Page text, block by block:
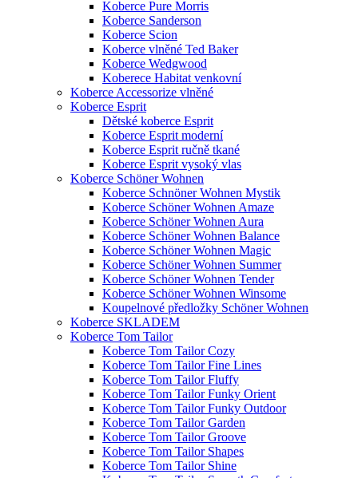
Koberce Pure Morris
Koberce Sanderson
Koberce Scion
Koberce vlněné Ted Baker
Koberce Wedgwood
Koberece Habitat venkovní
Koberce Accessorize vlněné
Koberce Esprit
Dětské koberce Esprit
Koberce Esprit moderní
Koberce Esprit ručně tkané
Koberce Esprit vysoký vlas
Koberce Schöner Wohnen
Koberce Schnöner Wohnen Mystik
Koberce Schöner Wohnen Amaze
Koberce Schöner Wohnen Aura
Koberce Schöner Wohnen Balance
Koberce Schöner Wohnen Magic
Koberce Schöner Wohnen Summer
Koberce Schöner Wohnen Tender
Koberce Schöner Wohnen Winsome
Koupelnové předložky Schöner Wohnen
Koberce SKLADEM
Koberce Tom Tailor
Koberce Tom Tailor Cozy
Koberce Tom Tailor Fine Lines
Koberce Tom Tailor Fluffy
Koberce Tom Tailor Funky Orient
Koberce Tom Tailor Funky Outdoor
Koberce Tom Tailor Garden
Koberce Tom Tailor Groove
Koberce Tom Tailor Shapes
Koberce Tom Tailor Shine